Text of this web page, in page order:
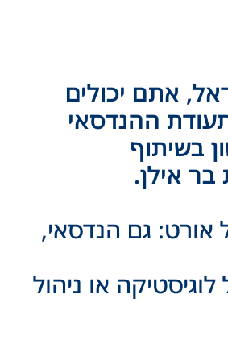
אתם יכולים
ההנדסאי
בשיתוף
בר אילן.
אורט: גם הנדסאי,
או ניהול